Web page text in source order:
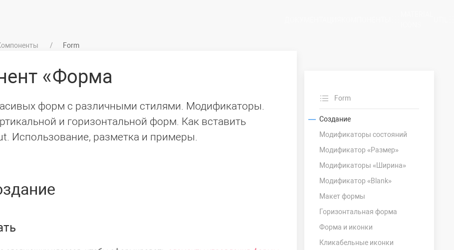
Form
Form
Создание
Модификаторы состояний
Модификатор «Размер»
Модификаторы «Ширина»
Модификатор «Blank»
Макет формы
Горизонтальная форма
Форма и иконки
Кликабельные иконки
Форма
форм с различными стилями. Модификаторы.
и горизонтальной форм. Как вставить
Использование, разметка и примеры.